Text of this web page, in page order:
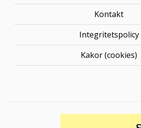
Kontakt
Integritetspolicy
Kakor (cookies)